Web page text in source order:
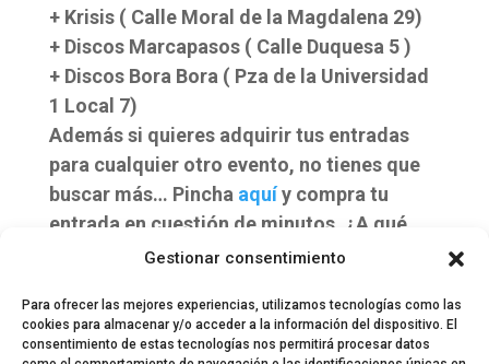
Gestionar consentimiento
Para ofrecer las mejores experiencias, utilizamos tecnologías como las
cookies para almacenar y/o acceder a la información del dispositivo. El
consentimiento de estas tecnologías nos permitirá procesar datos
+ Krisis ( Calle Moral de la Magdalena 29)
+ Discos Marcapasos ( Calle Duquesa 5 )
+ Discos Bora Bora ( Pza de la Universidad
1 Local 7)
Además si quieres adquirir tus entradas
para cualquier otro evento, no tienes que
buscar más… Pincha aquíy compra tu
entrada en cuestión de minutos. ¿A qué
estás esperando?